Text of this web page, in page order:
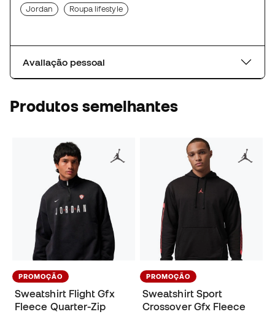
Jordan Roupa lifestyle
Avaliação pessoal
Produtos semelhantes
PROMOÇÃO
Sweatshirt Flight Gfx
Fleece Quarter-Zip
PROMOÇÃO
Sweatshirt Sport
Crossover Gfx Fleece